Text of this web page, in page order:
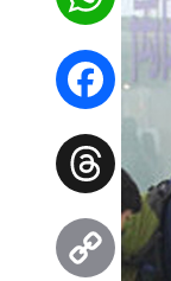
WhatsApp
Facebook
Threads